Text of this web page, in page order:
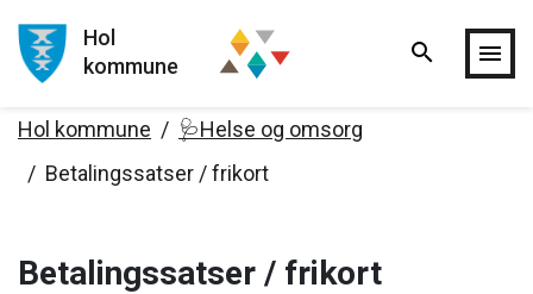
Hopp til hovedinnholdet
Hol
kommune
search menu
Hol kommune
🩺Helse og omsorg
Betalingssatser / frikort
Betalingssatser / frikort